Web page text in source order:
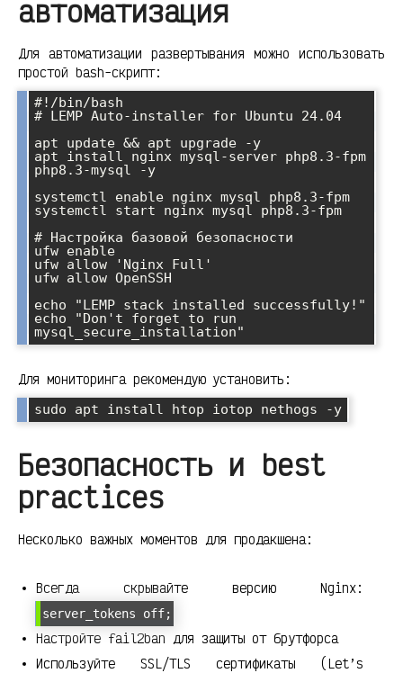
автоматизация
Для автоматизации развертывания можно использовать
простой bash-скрипт:
#!/bin/bash
# LEMP Auto-installer for Ubuntu 24.04
apt update && apt upgrade -y
apt install nginx mysql-server php8.3-fpm
php8.3-mysql -y
systemctl enable nginx mysql php8.3-fpm
systemctl start nginx mysql php8.3-fpm
# Настройка базовой безопасности
ufw enable
ufw allow 'Nginx Full'
ufw allow OpenSSH
echo "LEMP stack installed successfully!"
echo "Don't forget to run
Для мониторинга рекомендую установить:
Безопасность и best
practices
Несколько важных моментов для продакшена:
Всегда скрывайте версию Nginx:
server_tokens off;
Настройте fail2ban для защиты от брутфорса
Используйте SSL/TLS сертификаты (Let’s